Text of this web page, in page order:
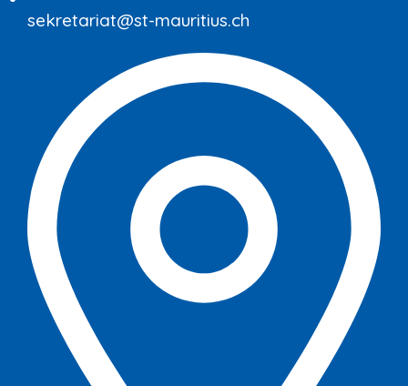
sekretariat@st-mauritius.ch